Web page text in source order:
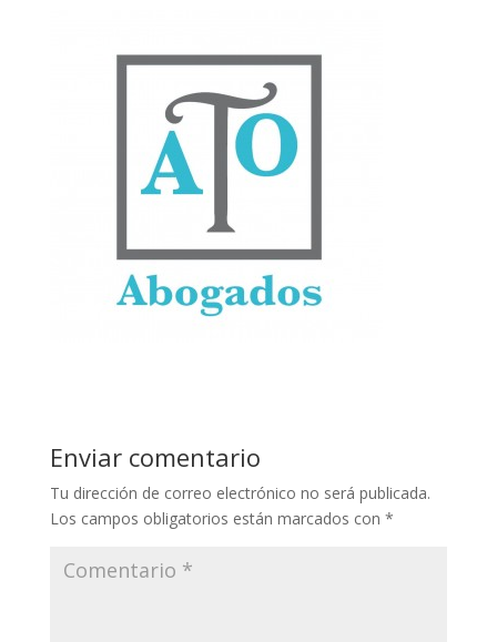
Enviar comentario
Tu dirección de correo electrónico no será publicada.
Los campos obligatorios están marcados con *